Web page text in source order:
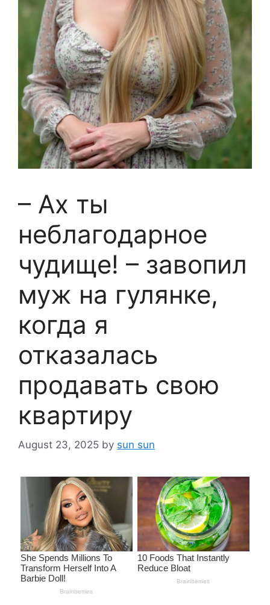
– Ах ты
неблагодарное
чудище! – завопил
муж на гулянке,
когда я
отказалась
продавать свою
квартиру
August 23, 2025 by sun sun